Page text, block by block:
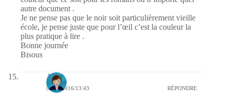
autre document .
Je ne pense pas que le noir soit particulièrement vieille
école, je pense juste que pour l’œil c’est la couleur la
plus pratique à lire .
Bonne journée
Bisous
Ax-L
08/08/2016/13:43 RÉPONDRE